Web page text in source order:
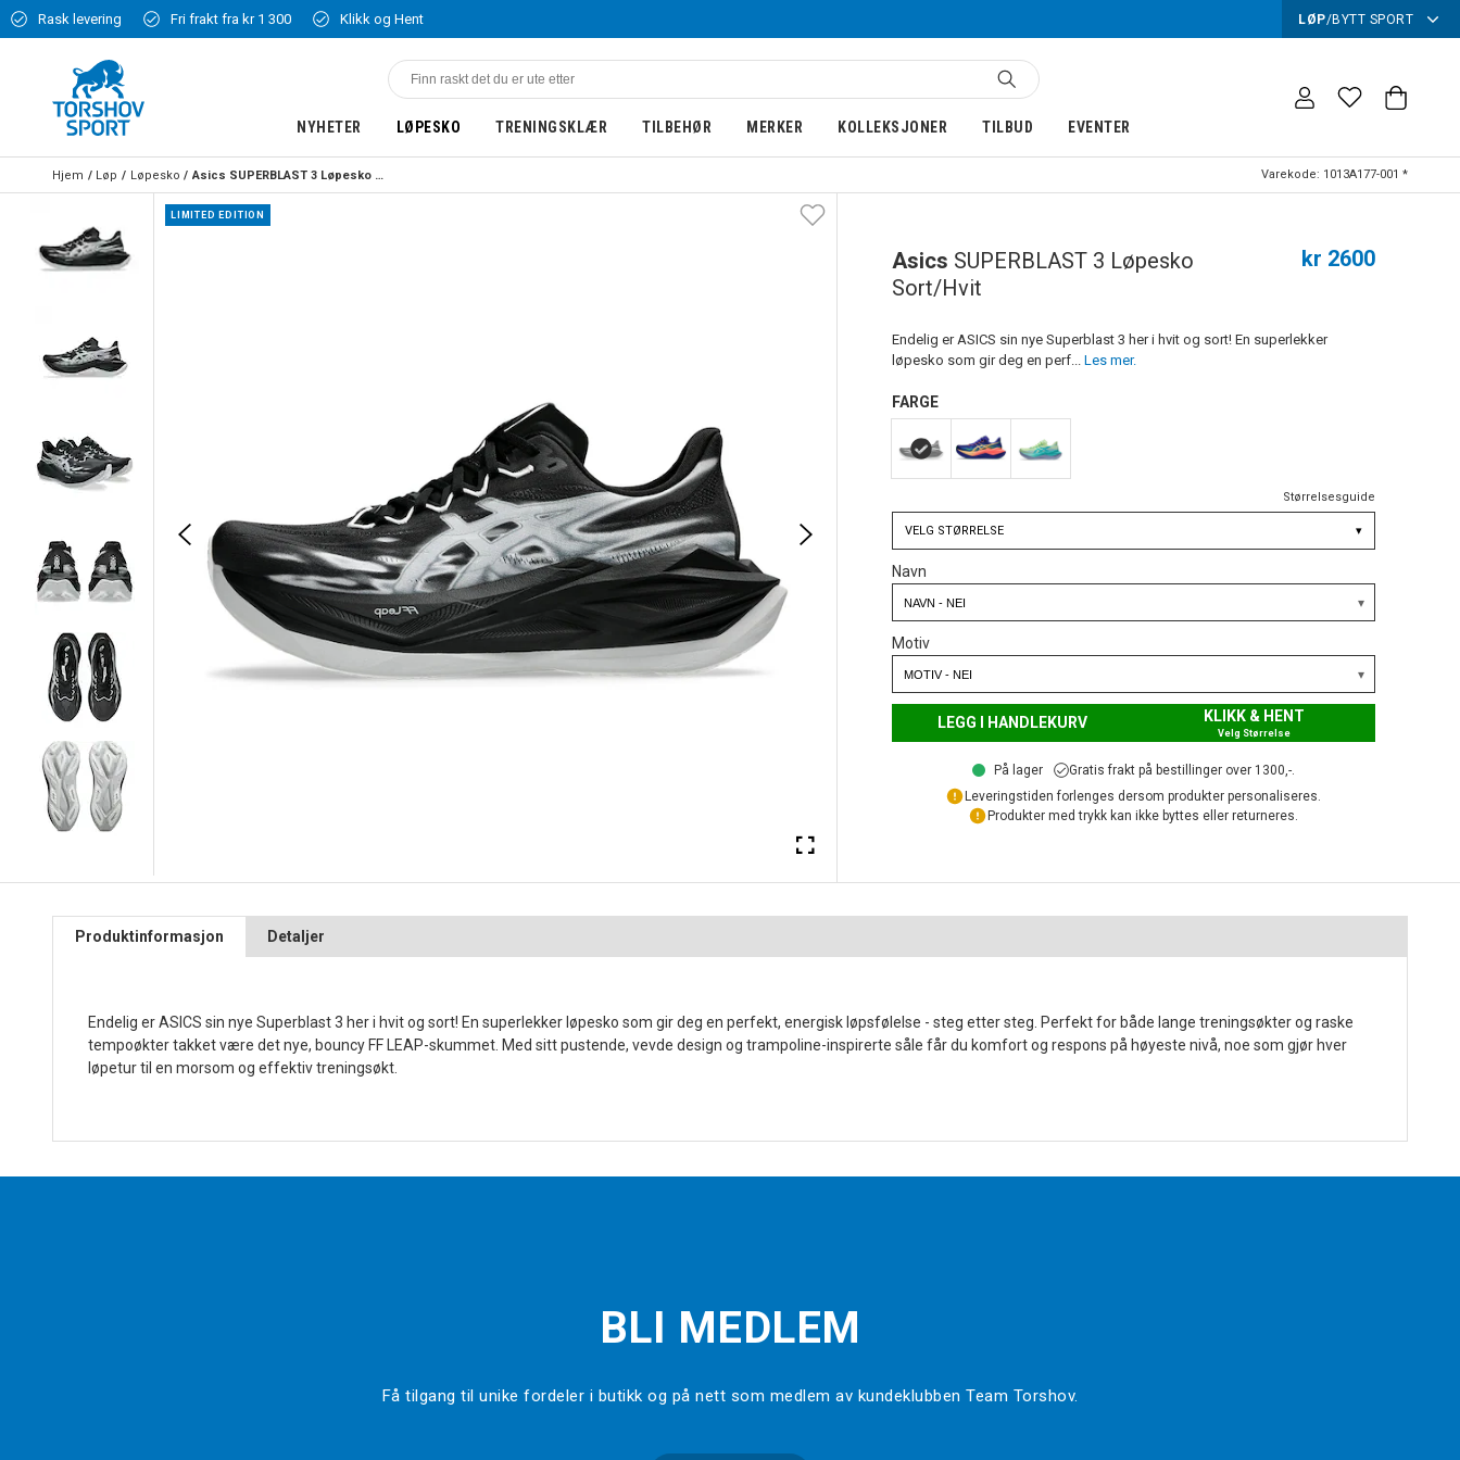
Rask levering Fri frakt fra kr 1 300 Klikk og Hent LØP/BYTT SPORT
NYHETER LØPESKO TRENINGSKLÆR TILBEHØR MERKER KOLLEKSJONER TILBUD EVENTER
Hjem Løp Løpesko Asics SUPERBLAST 3 Løpesko Sort/Hvit Varekode: 1013A177-001 *
LIMITED EDITION
Asics SUPERBLAST 3 Løpesko
Sort/Hvit
kr 2600
Endelig er ASICS sin nye Superblast 3 her i hvit og sort! En superlekker
løpesko som gir deg en perf... Les mer.
FARGE
Størrelsesguide
VELG STØRRELSE ▾
Navn
Motiv
LEGG I HANDLEKURV KLIKK & HENT
Velg Størrelse
På lager
Gratis frakt på bestillinger over 1300,-.
Leveringstiden forlenges dersom produkter personaliseres.
Produkter med trykk kan ikke byttes eller returneres.
Produktinformasjon Detaljer
Endelig er ASICS sin nye Superblast 3 her i hvit og sort! En superlekker løpesko som gir deg en perfekt, energisk løpsfølelse - steg etter steg. Perfekt for både lange treningsøkter og raske
tempoøkter takket være det nye, bouncy FF LEAP-skummet. Med sitt pustende, vevde design og trampoline-inspirerte såle får du komfort og respons på høyeste nivå, noe som gjør hver
løpetur til en morsom og effektiv treningsøkt.
BLI MEDLEM
Få tilgang til unike fordeler i butikk og på nett som medlem av kundeklubben Team Torshov.